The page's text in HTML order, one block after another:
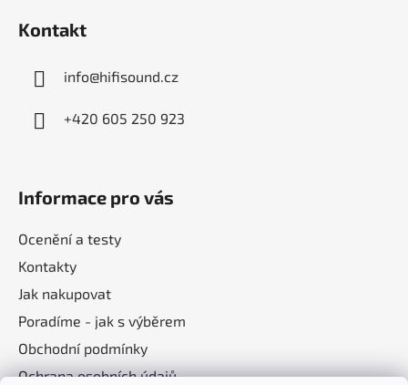
Kontakt
info@hifisound.cz
+420 605 250 923
Informace pro vás
Ocenění a testy
Kontakty
Jak nakupovat
Poradíme - jak s výběrem
Obchodní podmínky
Ochrana osobních údajů